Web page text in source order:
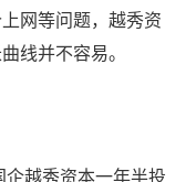
网等问题，越秀资
线并不容易。
越秀资本一年半投